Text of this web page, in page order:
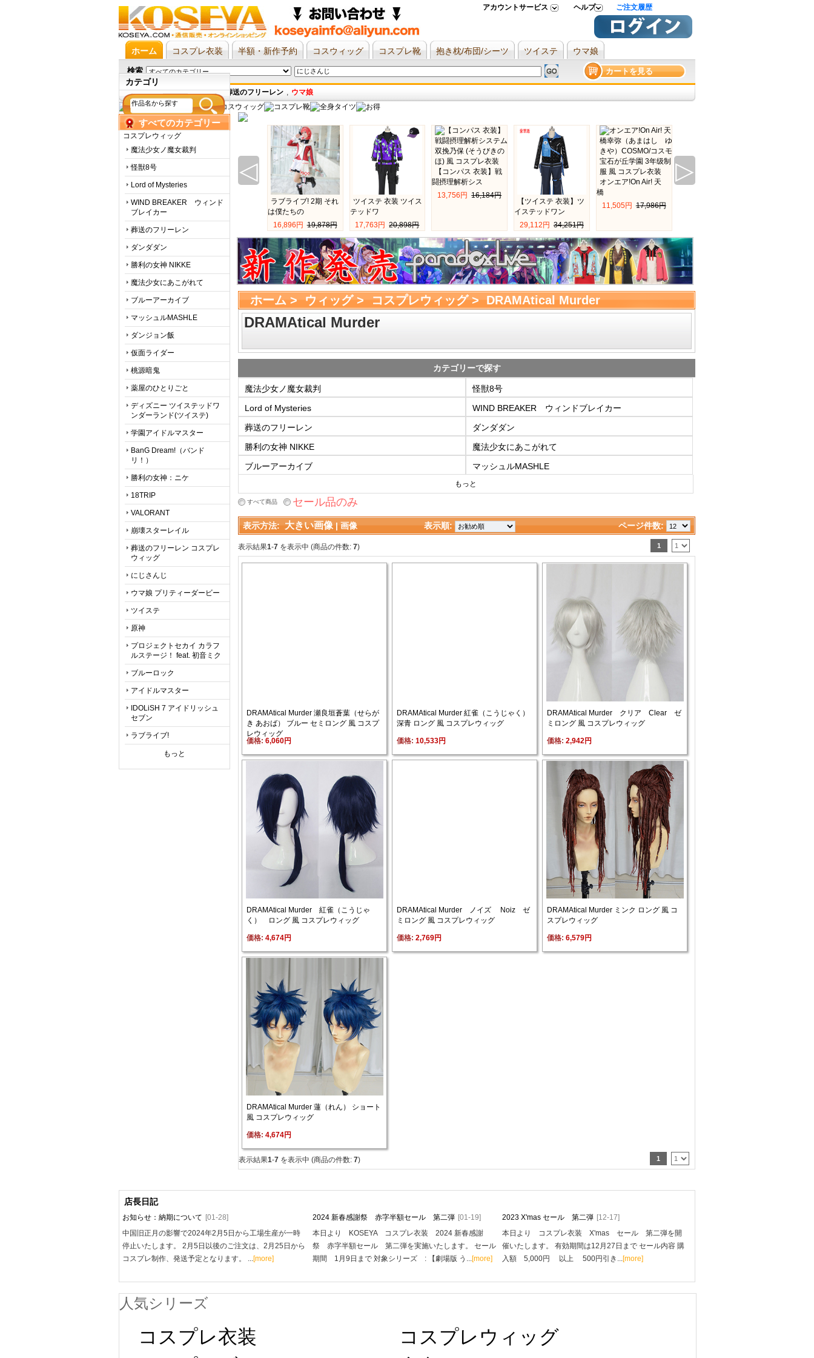
アカウントサービス ヘルプ ご注文履歴
ホーム コスプレ衣装 半額・新作予約 コスウィッグ コスプレ靴 抱き枕/布団/シーツ ツイステ ウマ娘
検索 カートを見る
ブルーロック , にじさんじ , 葬送のフリーレン , ウマ娘
すべてのカテゴリー
◁
ラブライブ! 2期 それ
は僕たちの
16,896円 19,878円
ツイステ 衣装 ツイス
テッドワ
17,763円
20,898円
【コンパス 衣装】戦
闘摂理解析シス
13,756円 16,184円
【ツイステ 衣装】ツ
イステッドワン
29,112円 34,251円
オンエア!On Air! 天
橋
11,505円 17,986円
▷
ホーム> ウィッグ> コスプレウィッグ> DRAMAtical Murder
カテゴリ
ウィッグ
コスプレウィッグ
魔法少女ノ魔女裁判
怪獣8号
Lord of Mysteries
WIND BREAKER ウィンド
ブレイカー
葬送のフリーレン
ダンダダン
勝利の女神 NIKKE
魔法少女にあこがれて
ブルーアーカイブ
マッシュルMASHLE
ダンジョン飯
仮面ライダー
桃源暗鬼
薬屋のひとりごと
ディズニー ツイステッドワ
ンダーランド(ツイステ)
学園アイドルマスター
BanG Dream!（バンド
リ！）
勝利の女神：ニケ
18TRIP
VALORANT
崩壊スターレイル
葬送のフリーレン コスプレ
ウィッグ
にじさんじ
ウマ娘 プリティーダービー
ツイステ
原神
プロジェクトセカイ カラフ
ルステージ！ feat. 初音ミク
ブルーロック
アイドルマスター
IDOLiSH 7 アイドリッシュ
セブン
ラブライブ!
もっと
DRAMAtical Murder
カテゴリーで探す
魔法少女ノ魔女裁判
怪獣8号
Lord of Mysteries
WIND BREAKER ウィンドブレイカー
葬送のフリーレン
ダンダダン
勝利の女神 NIKKE
魔法少女にあこがれて
ブルーアーカイブ
マッシュルMASHLE
もっと
すべて商品 セール品のみ
表示方法: 大きい画像 | 画像 表示順: ページ件数:
1
表示結果1-7 を表示中 (商品の件数: 7)
DRAMAtical Murder 瀬良垣蒼葉（せらが
き あおば） ブルー セミロング 風 コスプ
レウィッグ
価格: 6,060円
DRAMAtical Murder 紅雀（こうじゃく）
深青 ロング 風 コスプレウィッグ
価格: 10,533円
DRAMAtical Murder クリア Clear ゼ
ミロング 風 コスプレウィッグ
価格: 2,942円
DRAMAtical Murder 紅雀（こうじゃ
く） ロング 風 コスプレウィッグ
価格: 4,674円
DRAMAtical Murder ノイズ Noiz ゼ
ミロング 風 コスプレウィッグ
価格: 2,769円
DRAMAtical Murder ミンク ロング 風 コ
スプレウィッグ
価格: 6,579円
DRAMAtical Murder 蓮（れん） ショート
風 コスプレウィッグ
価格: 4,674円
表示結果1-7 を表示中 (商品の件数: 7) 1
店長日記
お知らせ：納期について [01-28]
中国旧正月の影響で2024年2月5日から工場生産が一時
停止いたします。 2月5日以後のご注文は、2月25日から
コスプレ制作、発送予定となります。 ... [more]
2024 新春感謝祭 赤字半額セール 第二弾 [01-19]
本日より KOSEYA コスプレ衣装 2024 新春感謝
祭 赤字半額セール 第二弾を実施いたします。 セール
期間 1月9日まで 対象シリーズ : 【劇場版 う... [more]
2023 X'mas セール 第二弾 [12-17]
本日より コスプレ衣装 X'mas セール 第二弾を開
催いたします。 有効期間は12月27日まで セール内容 購
入額 5,000円 以上 500円引き... [more]
人気シリーズ
コスプレ衣装
コスプレウィッグ